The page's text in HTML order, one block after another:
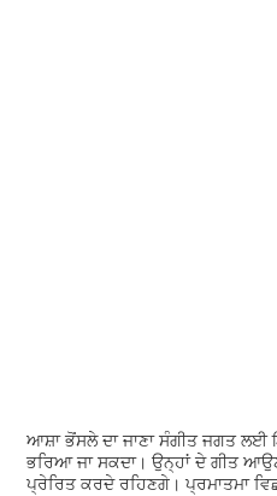
ਆਸ਼ਾ ਭੋਂਸਲੇ ਦਾ ਜਾਣਾ ਸੰਗੀਤ ਜਗਤ
ਭਰਿਆ ਜਾ ਸਕਦਾ। ਉਨ੍ਹਾਂ ਦੇ ਗੀਤ
ਪ੍ਰੇਰਿਤ ਕਰਦੇ ਰਹਿਣਗੇ। ਪ੍ਰਮਾਤਮਾ